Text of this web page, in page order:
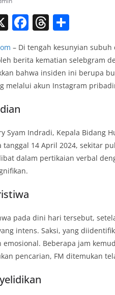
X F
c
e
b
k
T
h
re
a
d
h
ar
e
– Di tengah kesunyian subuh
berita kematian selebgram
bahwa insiden ini berupa
melalui akun Instagram
Syam Indradi, Kepala Bidang
14 April 2024, sekitar
dalam pertikaian verbal
pada dini hari tersebut,
intens. Saksi, yang
emosional. Beberapa jam
pencarian, FM ditemukan